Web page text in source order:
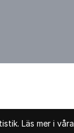
Läs mer i våra